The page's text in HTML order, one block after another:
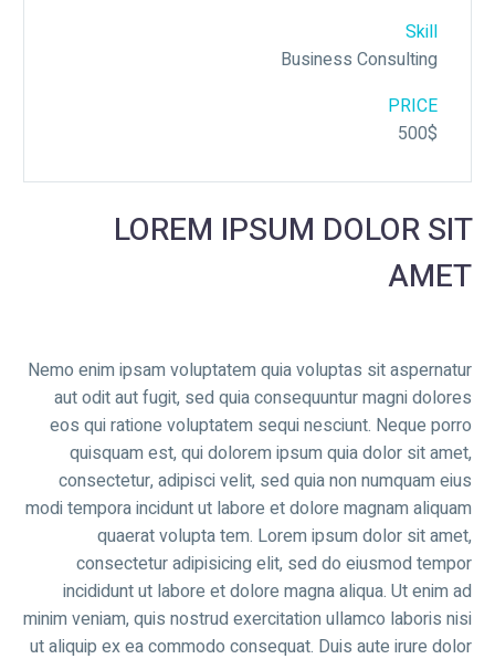
Skill
Business Consulting
PRICE
500$
LOREM IPSUM DOLOR SIT
AMET
Nemo enim ipsam voluptatem quia voluptas sit aspernatur
aut odit aut fugit, sed quia consequuntur magni dolores
eos qui ratione voluptatem sequi nesciunt. Neque porro
quisquam est, qui dolorem ipsum quia dolor sit amet,
consectetur, adipisci velit, sed quia non numquam eius
modi tempora incidunt ut labore et dolore magnam aliquam
quaerat volupta tem. Lorem ipsum dolor sit amet,
consectetur adipisicing elit, sed do eiusmod tempor
incididunt ut labore et dolore magna aliqua. Ut enim ad
minim veniam, quis nostrud exercitation ullamco laboris nisi
ut aliquip ex ea commodo consequat. Duis aute irure dolor